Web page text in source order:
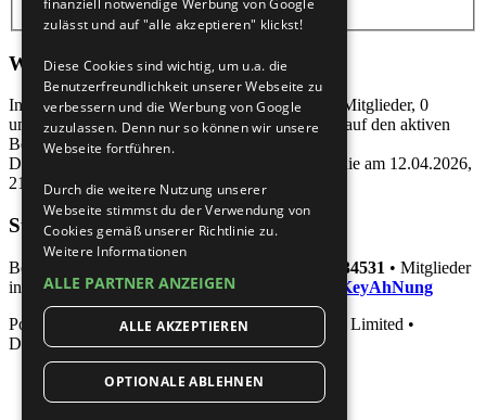
Wer ist online?
Insgesamt sind401Besucher online: 6 sichtbare Mitglieder, 0
unsichtbare Mitglieder und 395 Gäste (basierend auf den aktiven
Besuchern der letzten 15 Minuten)
Der Besucherrekord liegt bei
Besuchern, die am 12.04.2026,
21:07 gleichzeitig online waren.
Statistik
Beiträge insgesamt 34531 • Mitglieder
insgesamt 53926 • Unser neuestes Mitglied:
JahKeyAhNung
Powered by
phpBB ® Forum Software © phpBB Limited •
Deutsche Übersetzung durchphpBB.de
finanziell notwendige Werbung von Google
zulässt und auf "alle akzeptieren" klickst!
Diese Cookies sind wichtig, um u.a. die
Benutzerfreundlichkeit unserer Webseite zu
verbessern und die Werbung von Google
zuzulassen. Denn nur so können wir unsere
Webseite fortführen.
Durch die weitere Nutzung unserer
Webseite stimmst du der Verwendung von
Cookies gemäß unserer Richtlinie zu.
Weitere Informationen
ALLE PARTNER ANZEIGEN
ALLE AKZEPTIEREN
OPTIONALE ABLEHNEN